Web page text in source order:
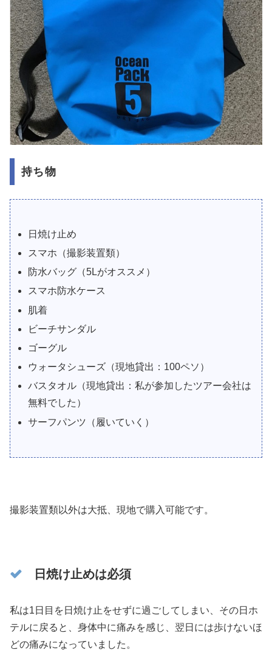
持ち物
日焼け止め
スマホ（撮影装置類）
防水バッグ（5Lがオススメ）
スマホ防水ケース
肌着
ビーチサンダル
ゴーグル
ウォータシューズ（現地貸出：100ペソ）
バスタオル（現地貸出：私が参加したツアー会社は
無料でした）
サーフパンツ（履いていく）
撮影装置類以外は大抵、現地で購入可能です。
日焼け止めは必須
私は1日目を日焼け止をせずに過ごしてしまい、その日ホ
テルに戻ると、身体中に痛みを感じ、翌日には歩けないほ
どの痛みになっていました。